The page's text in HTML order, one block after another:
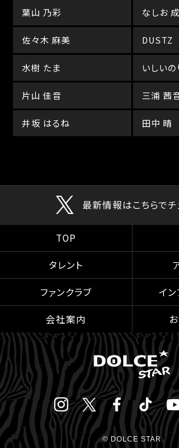
葉山 乃彩 なしお 成
佐々木 麻美 DUSTZ
水樹 たま いしいの
片山 佳音 三浦 茜
井坂 はるね 田中 晴
最新情報はこちらでチ
TOP
タレント
ファンクラブ
イン
会社案内
© DOLCE STAR